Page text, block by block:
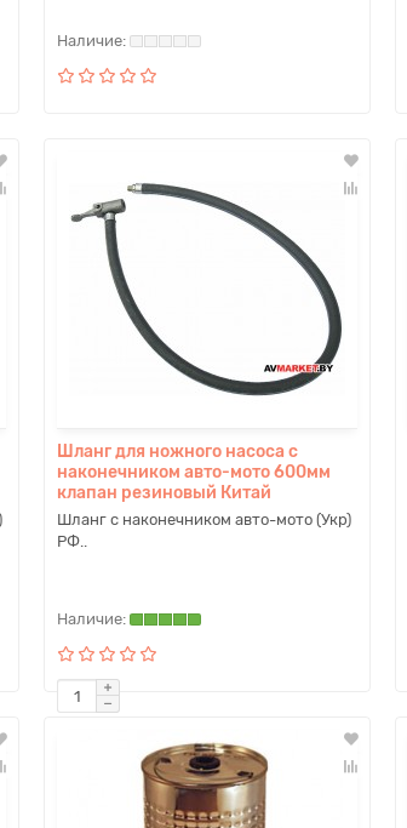
Шланг для ножного насоса с
наконечником авто-мото 600мм
клапан резиновый Китай
Шланг с наконечником авто-мото (Укр)
РФ..